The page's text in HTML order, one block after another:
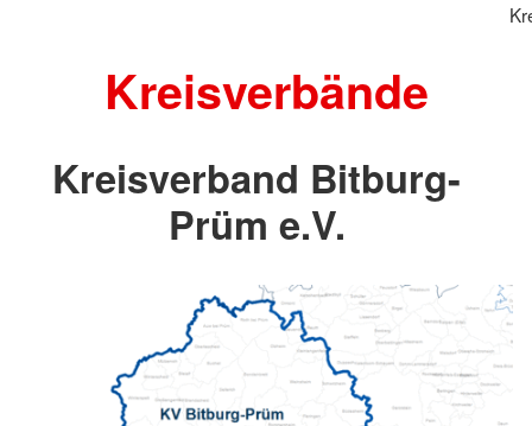
Kreisverbände
Kreisverband Bitburg-
Prüm e.V.